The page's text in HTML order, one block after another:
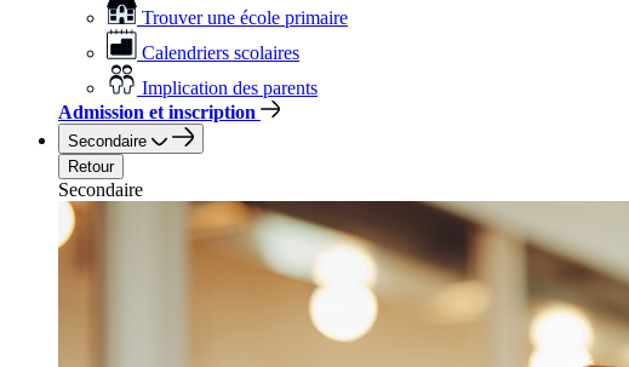
Trouver une école primaire
Calendriers scolaires
Implication des parents
Admission et inscription
Secondaire
Retour
Secondaire